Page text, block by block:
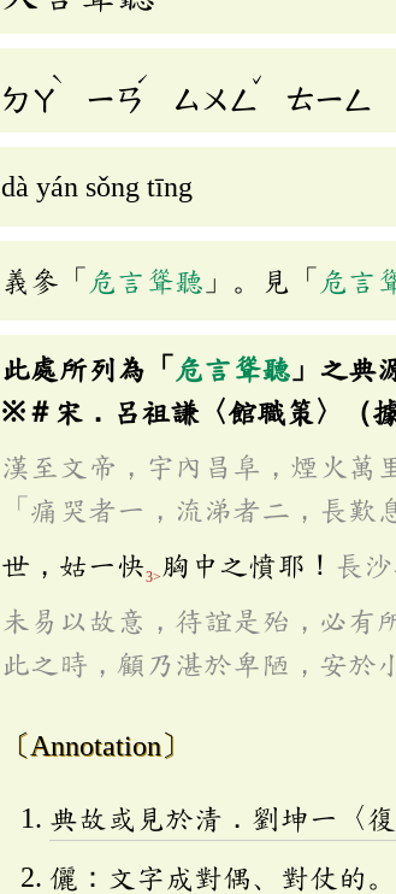
ㄉㄚ
ˋ
ㄧㄢ
ˊ
ㄙㄨㄥ
ˇ
ㄊㄧㄥ
dà yán sǒng tīng
義參「 危言聳聽 」。見「 危言
此處所列為「 危言聳聽 」之典
※＃宋．呂祖謙〈館職策〉（
漢至文帝，宇內昌阜，煙火萬
「痛哭者一，流涕者二，長歎
世，姑一快3> 胸中之憤耶！ 長
未易以故意，待誼是殆，必有
此之時，顧乃湛於卑陋，安於
〔Annotation〕
典故或見於清．劉坤一〈復
儷：文字成對偶、對仗的。